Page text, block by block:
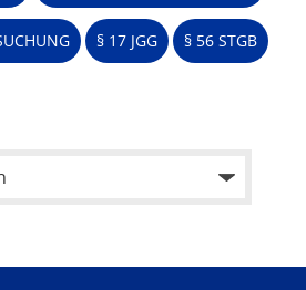
§ 17 JGG § 56 STGB